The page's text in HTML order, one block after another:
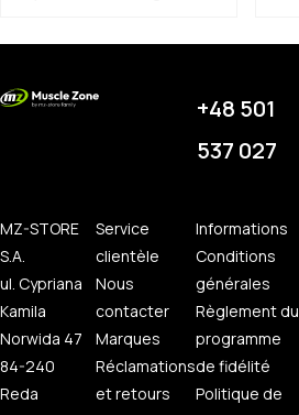
+48 501
537 027
MZ-STORE
S.A.
ul. Cypriana
Kamila
Norwida 47
84-240
Reda
Service
clientèle
Nous
contacter
Marques
Réclamations
et retours
Informations
Conditions
générales
Règlement du
programme
de fidélité
Politique de